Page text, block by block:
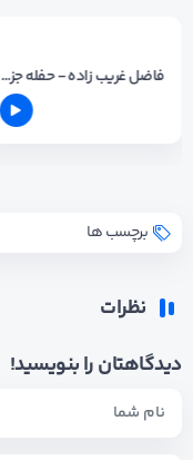
فاضل غریب زاده - حفله جزیرتی
برچسب ها
نظرات
دیدگاهتان را بنویسید!